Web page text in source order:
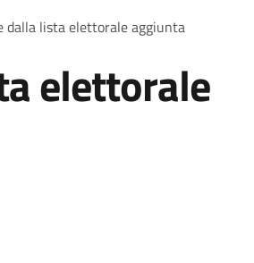
dalla lista elettorale aggiunta
elettorale